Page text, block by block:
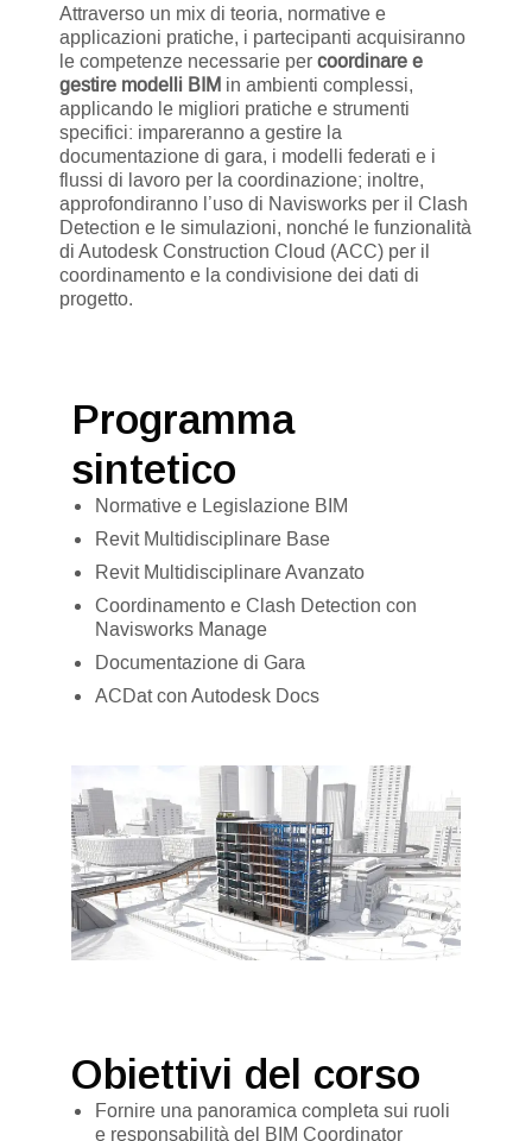
Attraverso un mix di teoria, normative e
applicazioni pratiche, i partecipanti acquisiranno
le competenze necessarie percoordinare e
gestire modelli BIM in ambienti complessi,
applicando le migliori pratiche e strumenti
specifici: impareranno a gestire la
documentazione di gara, i modelli federati e i
flussi di lavoro per la coordinazione; inoltre,
approfondiranno l’uso di Navisworks per il Clash
Detection e le simulazioni, nonché le funzionalità
di Autodesk Construction Cloud (ACC) per il
coordinamento e la condivisione dei dati di
progetto.
Programma
sintetico
Normative e Legislazione BIM
Revit Multidisciplinare Base
Revit Multidisciplinare Avanzato
Coordinamento e Clash Detection con
Navisworks Manage
Documentazione di Gara
ACDat con Autodesk Docs
Obiettivi del corso
Fornire una panoramica completa sui ruoli
e responsabilità del BIM Coordinator